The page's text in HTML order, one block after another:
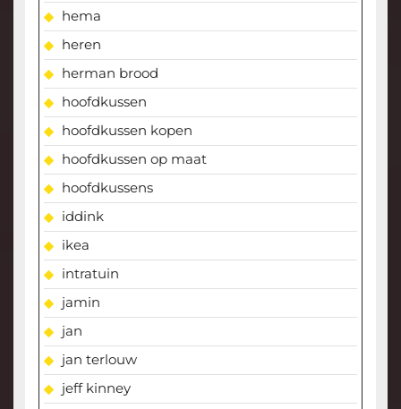
hema
heren
herman brood
hoofdkussen
hoofdkussen kopen
hoofdkussen op maat
hoofdkussens
iddink
ikea
intratuin
jamin
jan
jan terlouw
jeff kinney